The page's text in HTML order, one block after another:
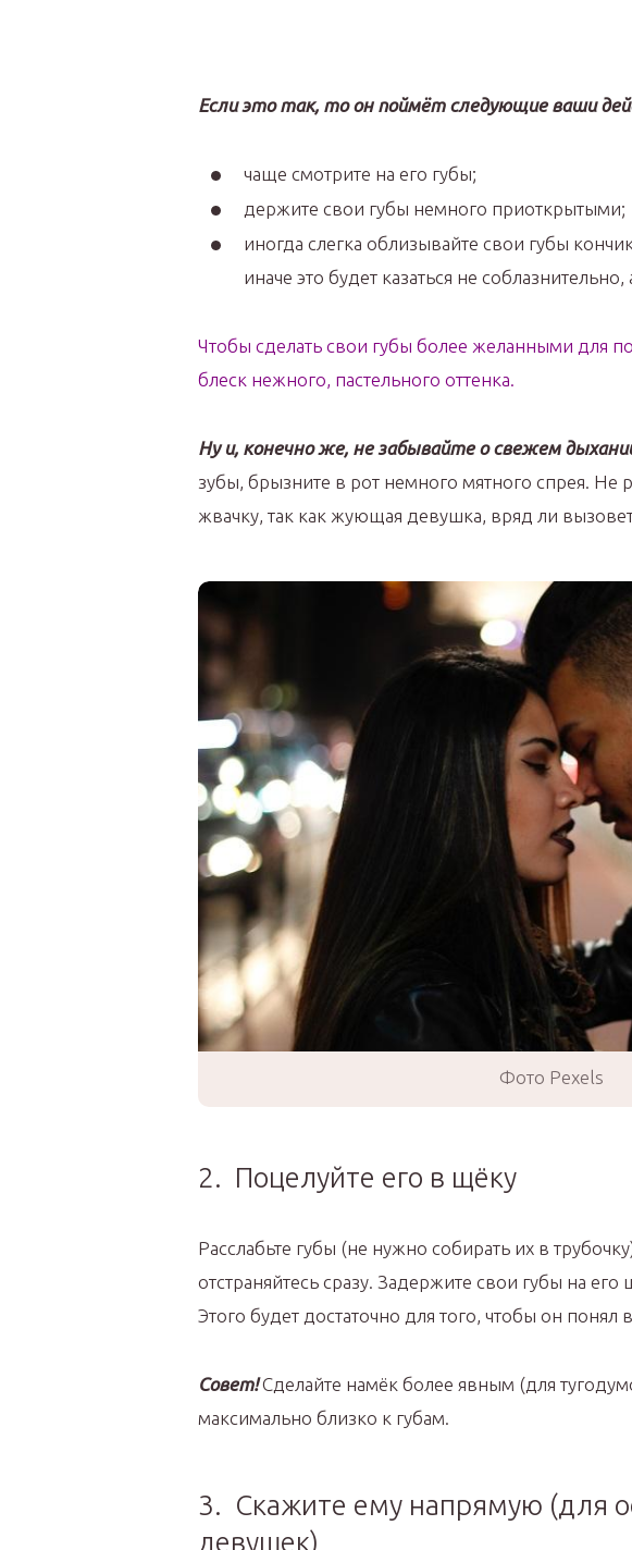
Если это так, то он поймёт следующие ваши
чаще смотрите на его губы;
держите свои губы немного приоткрытыми;
иногда слегка облизывайте свои губы
иначе это будет казаться не
Чтобы сделать свои губы более желанными для
блеск нежного, пастельного оттенка.
Ну и, конечно же, не забывайте о свежем
зубы, брызните в рот немного мятного спрея. Не
жвачку, так как жующая девушка, вряд ли
Фото Pexels
2. Поцелуйте его в щёку
Расслабьте губы (не нужно собирать их в
отстраняйтесь сразу. Задержите свои губы на
Этого будет достаточно для того, чтобы он понял
Совет! Сделайте намёк более явным (для
максимально близко к губам.
3. Скажите ему напрямую (для
девушек)